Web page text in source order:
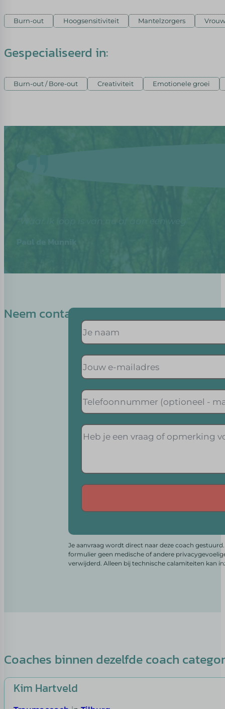
Burn-out Hoogsensitiviteit Mantelzorgers
Gespecialiseerd in:
Burn-out / Bore-out Creativiteit Emotionele groei
Neem contact op met Karolina
Je aanvraag wordt direct naar deze coach
formulier geen medische of andere
verwijderd. Alleen bij technische calamiteiten kan
Coaches binnen dezelfde coach
Kim Hartveld